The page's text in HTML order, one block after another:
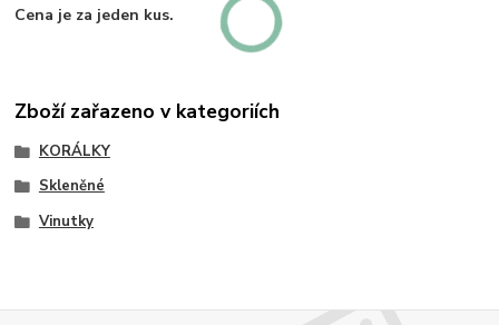
Cena je za jeden kus.
Zboží zařazeno v kategoriích
KORÁLKY
Skleněné
Vinutky